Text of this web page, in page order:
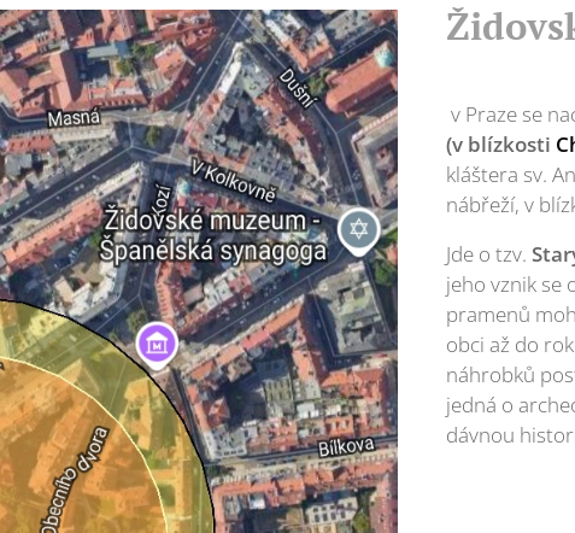
v Praze se
(v blízkosti
kláštera sv.
nábřeží, v
Jde o tzv.
jeho vznik se
pramenů
obci až do
náhrobků
jedná o
dávnou